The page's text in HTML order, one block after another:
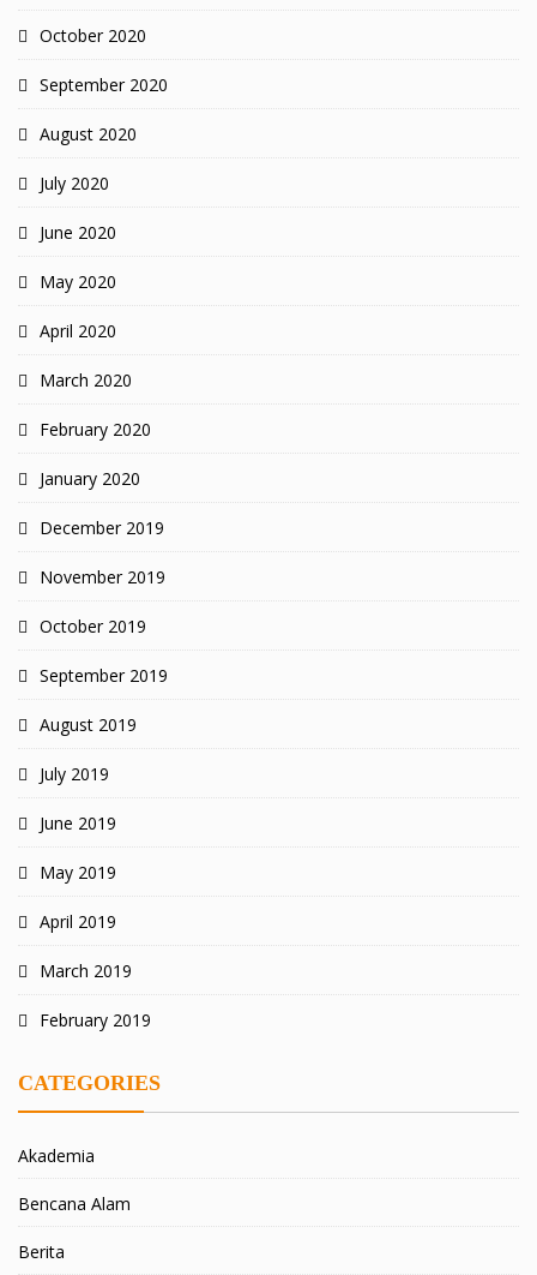
October 2020
September 2020
August 2020
July 2020
June 2020
May 2020
April 2020
March 2020
February 2020
January 2020
December 2019
November 2019
October 2019
September 2019
August 2019
July 2019
June 2019
May 2019
April 2019
March 2019
February 2019
CATEGORIES
Akademia
Bencana Alam
Berita